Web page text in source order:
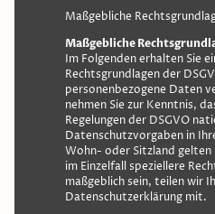
Maßgebliche
Maßgebliche
Im Folgenden erhalten Sie
Rechtsgrundlagen der
personenbezogene Daten
nehmen Sie zur Kenntnis,
Regelungen der DSGVO
Datenschutzvorgaben in
Wohn- oder Sitzland
im Einzelfall speziellere
maßgeblich sein, teilen wir
Datenschutzerklärung mit.